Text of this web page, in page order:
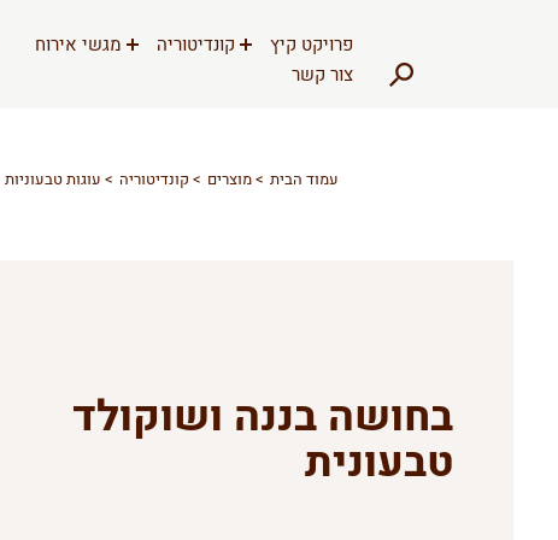
פרויקט קיץ קונדיטוריה מגשי אירוח
צור קשר
עמוד הבית מוצרים קונדיטוריה עוגות טבעוניות
בחושה בננה ושוקולד
טבעונית